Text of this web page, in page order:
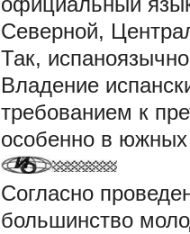
Северной,
Так,
Владение
требованием к
особенно в
Согласно
большинство